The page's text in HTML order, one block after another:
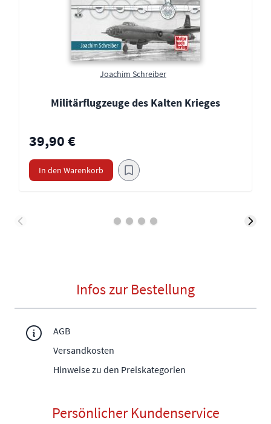
Joachim Schreiber
Militärflugzeuge des Kalten Krieges
39,90 €
In den Warenkorb
Infos zur Bestellung
AGB
Versandkosten
Hinweise zu den Preiskategorien
Persönlicher Kundenservice